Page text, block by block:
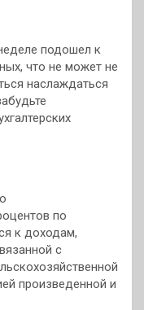
подошел к
что не может не
наслаждаться
по
к доходам,
с
произведенной и